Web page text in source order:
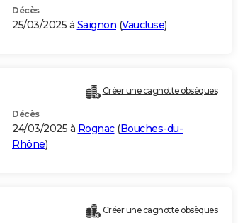
Décès
25/03/2025 à Saignon (Vaucluse)
Créer une cagnotte obsèques
Décès
24/03/2025 à Rognac(Bouches-du-
Rhône)
Créer une cagnotte obsèques